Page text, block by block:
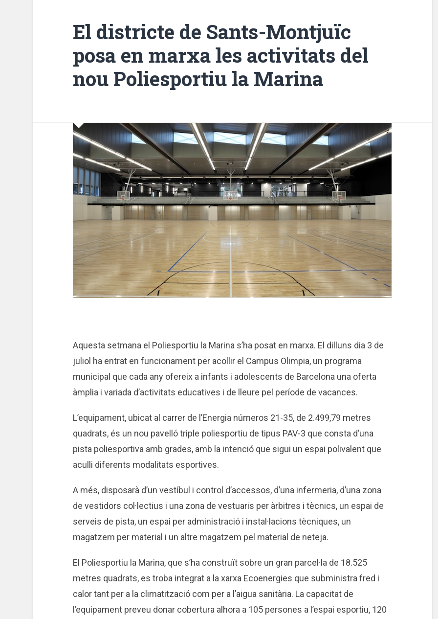
El districte de Sants-Montjuïc
posa en marxa les activitats del
nou Poliesportiu la Marina
Aquesta setmana el Poliesportiu la Marina s’ha posat en marxa. El dilluns dia 3 de
juliol ha entrat en funcionament per acollir el Campus Olimpia, un programa
municipal que cada any ofereix a infants i adolescents de Barcelona una oferta
àmplia i variada d’activitats educatives i de lleure pel període de vacances.
L’equipament, ubicat al carrer de l’Energia números 21-35, de 2.499,79 metres
quadrats, és un nou pavelló triple poliesportiu de tipus PAV-3 que consta d’una
pista poliesportiva amb grades, amb la intenció que sigui un espai polivalent que
aculli diferents modalitats esportives.
A més, disposarà d’un vestíbul i control d’accessos, d’una infermeria, d’una zona
de vestidors col·lectius i una zona de vestuaris per àrbitres i tècnics, un espai de
serveis de pista, un espai per administració i instal·lacions tècniques, un
magatzem per material i un altre magatzem pel material de neteja.
El Poliesportiu la Marina, que s’ha construït sobre un gran parcel·la de 18.525
metres quadrats, es troba integrat a la xarxa Ecoenergies que subministra fred i
calor tant per a la climatització com per a l’aigua sanitària. La capacitat de
l’equipament preveu donar cobertura alhora a 105 persones a l’espai esportiu, 120